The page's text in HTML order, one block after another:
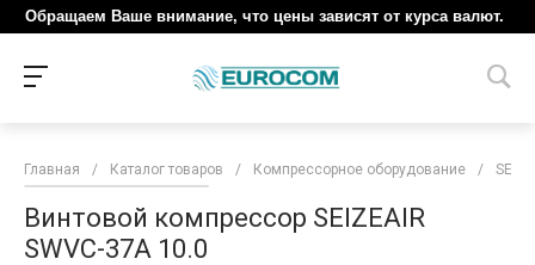
Обращаем Ваше внимание, что цены зависят от курса валют.
Главная / Каталог товаров / Компрессорное оборудование /
Винтовой компрессор SEIZEAIR
SWVC-37A 10.0